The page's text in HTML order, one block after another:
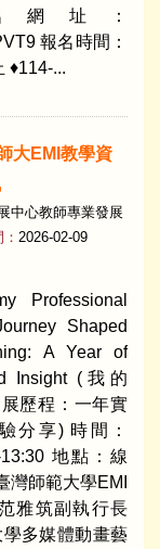
址：
報名時間：
♦114-...
大EMI教學資
中心教師專業發展
2026-02-09
Shaped
A Year of
Insight (我的
歷程：一年實
分享) 時間：
地點：線
灣師範大學EMI
雅筑副執行長
多媒體動畫藝